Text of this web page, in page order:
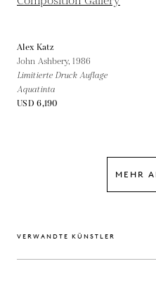
Alex Katz
John Ashbery,1986
Limitierte Druck Auflage
Aquatinta
USD 6,190
MEHR
VERWANDTE KÜNSTLER